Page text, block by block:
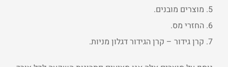
5. מוצרים מובנים.
6. החזרי מס.
7. קרן גידור – קרן הגידור דגלון מניות.